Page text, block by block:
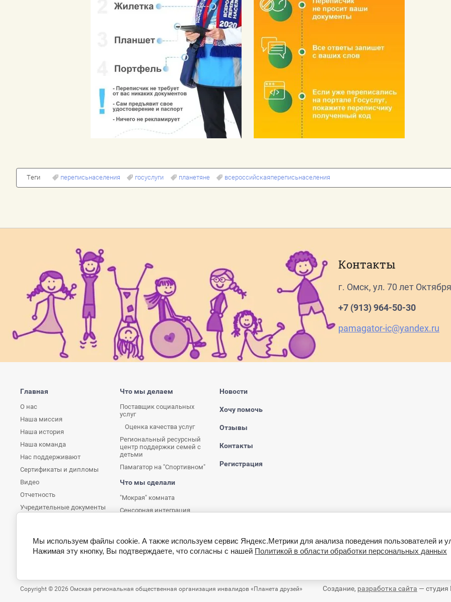
Теги переписьнаселения госуслуги планетяне всероссийскаяпереписьнаселения
Контакты
г. Омск, ул. 70 лет
+7 (913) 964-50-30
pamagator-ic@yandex.ru
Главная
О нас
Наша миссия
Наша история
Наша команда
Нас поддерживают
Сертификаты и дипломы
Видео
Отчетность
Учредительные документы
Часто задаваемые вопросы
Что мы делаем
Поставщик социальных
услуг
Оценка качества услуг
Региональный ресурсный
центр поддержки семей с
детьми
Памагатор на "Спортивном"
Что мы сделали
"Мокрая" комната
Сенсорная интеграция
Новости
Хочу помочь
Отзывы
Контакты
Регистрация
Copyright © 2026 Омская региональная общественная организация инвалидов «Планета друзей» Создание, разработка сайта — студия
Мы используем файлы cookie. А также используем сервис Яндекс.Метрики для анализа поведения пользователей и
Нажимая эту кнопку, Вы подтверждаете, что согласны с нашей Политикой в области обработки персональных данных